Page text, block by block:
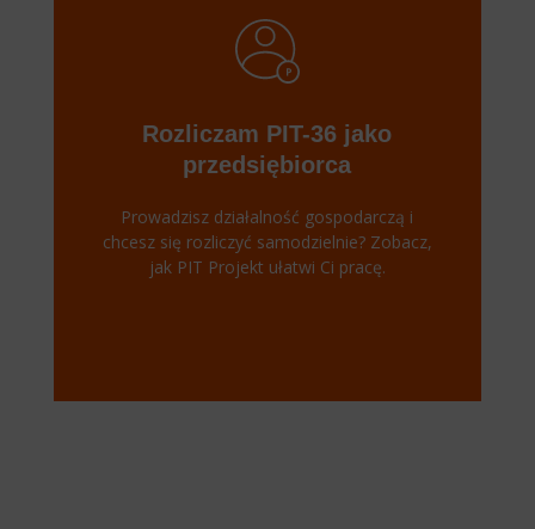
Rozliczam PIT-36 jako
przedsiębiorca
Prowadzisz działalność gospodarczą i
chcesz się rozliczyć samodzielnie? Zobacz,
jak PIT Projekt ułatwi Ci pracę.